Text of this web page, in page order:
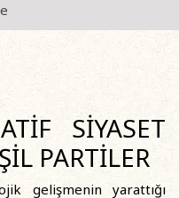
SİYASET
PARTİLER
gelişmenin yarattığı